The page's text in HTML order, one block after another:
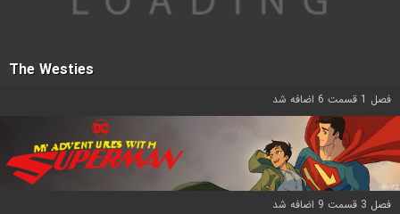
The Westies
فصل 1 قسمت 6 اضافه شد
فصل 3 قسمت 9 اضافه شد